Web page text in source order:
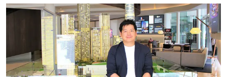
を物件とし...